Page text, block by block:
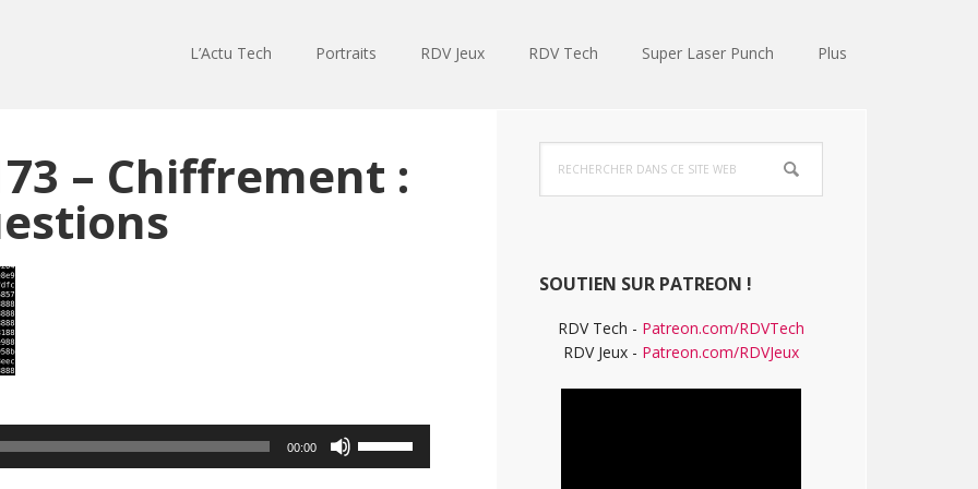
L’Actu Tech Portraits RDV Jeux RDV Tech Super Laser Punch Plus
– Chiffrement :
00:00
les
Barre
latérale
dans
ce
SOUTIEN SUR PATREON !
RDV Tech - Patreon.com/RDVTech
RDV Jeux - Patreon.com/RDVJeux